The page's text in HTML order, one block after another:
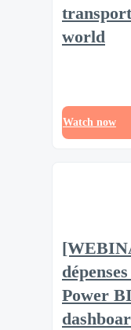
world
Watch now
Power